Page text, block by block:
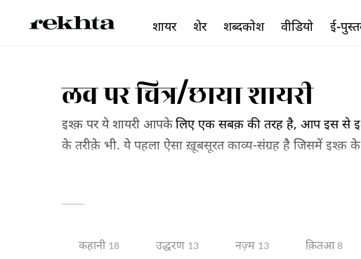
लव पर चित्र/छाया शायरी
इश्क़ पर ये शायरी आपकेलिए एक सबक़ की तरह है, आप इस से
के तरीक़े भी. ये पहला ऐसा ख़ूबसूरत काव्य-संग्रह है जिसमें इश्क़
कहानी 18 उद्धरण 13 नज़्म 13 क़ितआ 8
शायर शेर शब्दकोश वीडियो ई-